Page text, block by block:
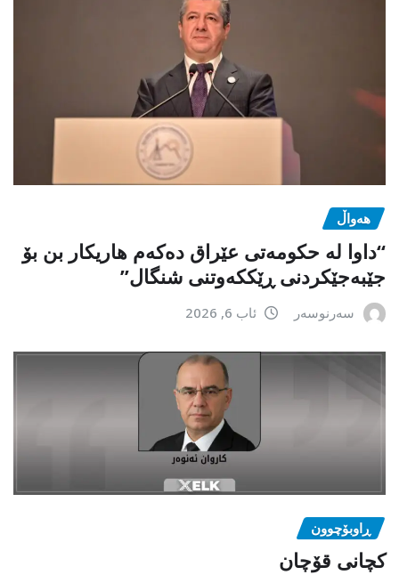
هەواڵ
“داوا لە حكومەتی عێراق دەكەم هاریكار بن بۆ
جێبەجێكردنی ڕێككەوتنی شنگال”
سەرنوسەر ئاب 6, 2026
ڕاوبۆچوون
کچانی قۆچان